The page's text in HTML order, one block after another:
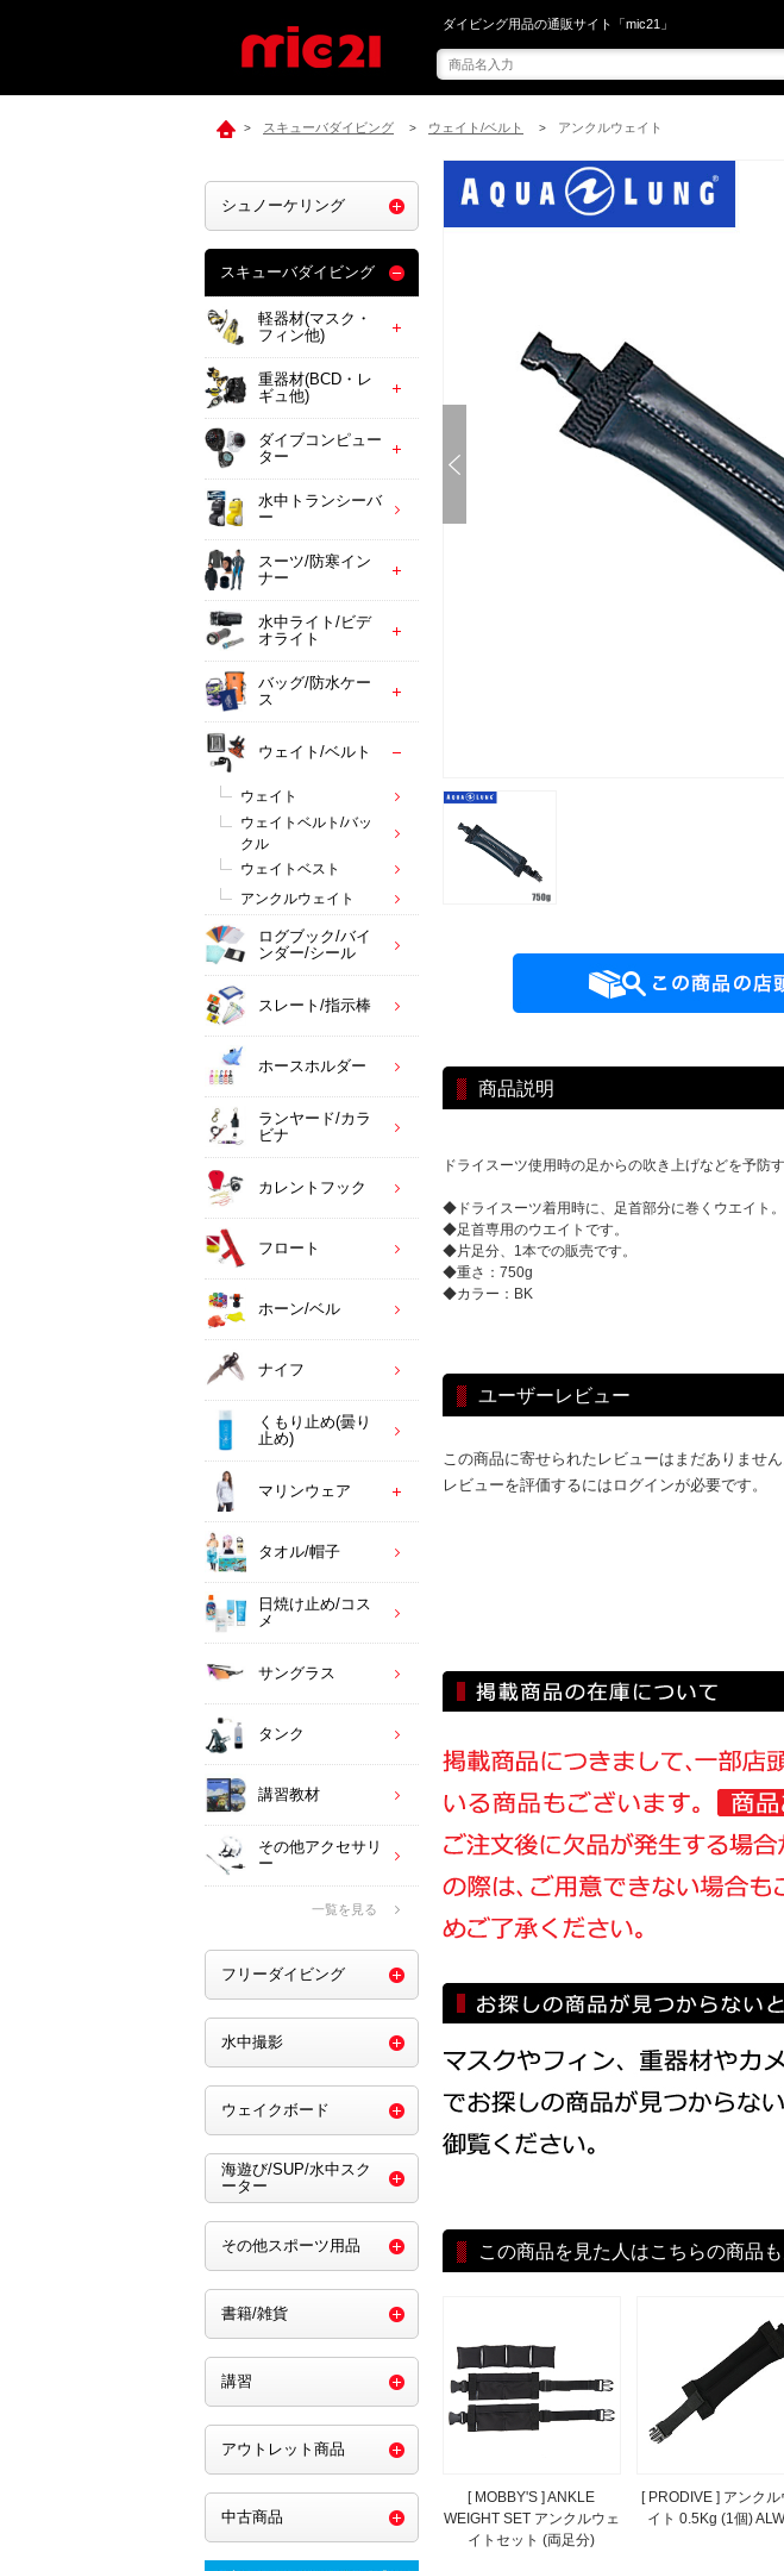
mic21で[ アクアラング ] ラジアルアンクルウエイト
ダイビング用品の通販サイト「mic21」
> スキューバダイビング > ウェイト/ベルト > アンクルウェイト
商品説明
ドライスーツ使用時の足からの吹き上げなどを予防す
◆ドライスーツ着用時に、足首部分に巻くウエイト。
◆足首専用のウエイトです。
◆片足分、1本での販売です。
◆重さ：750g
◆カラー：BK
ユーザーレビュー
この商品に寄せられたレビューはまだありません
レビューを評価するにはログインが必要です。
この商品を見た人はこちらの商品
[ MOBBY'S ] ANKLE
WEIGHT SET アンクルウェ
イトセット (両足分)
[ PRODIVE ] アンクル
イト 0.5Kg (1個)
シュノーケリング
スキューバダイビング
軽器材(マスク・
フィン他)
重器材(BCD・レ
ギュ他)
ダイブコンピュー
ター
水中トランシーバ
ー
スーツ/防寒イン
ナー
水中ライト/ビデ
オライト
バッグ/防水ケー
ス
ウェイト/ベルト
ウェイト
ウェイトベルト/バッ
クル
ウェイトベスト
アンクルウェイト
ログブック/バイ
ンダー/シール
スレート/指示棒
ホースホルダー
ランヤード/カラ
ビナ
カレントフック
フロート
ホーン/ベル
ナイフ
くもり止め(曇り
止め)
マリンウェア
タオル/帽子
日焼け止め/コス
メ
サングラス
タンク
講習教材
その他アクセサリ
ー
一覧を見る
フリーダイビング
水中撮影
ウェイクボード
海遊び/SUP/水中スク
ーター
その他スポーツ用品
書籍/雑貨
講習
アウトレット商品
中古商品